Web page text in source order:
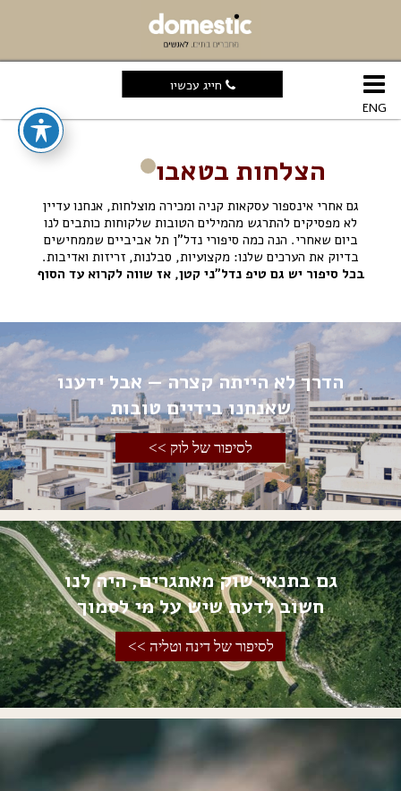
ENG
הצלחות בטאבו
גם אחרי אינספור עסקאות קניה ומכירה מוצלחות, אנחנו עדיין
לא מפסיקים להתרגש מהמילים הטובות שלקוחות כותבים לנו
ביום שאחרי. הנה כמה סיפורי נדל”ן תל אביביים שממחישים
בדיוק את הערכים שלנו: מקצועיות, סבלנות, זריזות ואדיבות.
בכל סיפור יש גם טיפ נדל”ני קטן, אז שווה לקרוא עד הסוף
הדרך לא הייתה קצרה — אבל ידענו
שאנחנו בידיים טובות
לסיפור של לוק >>
גם בתנאי שוק מאתגרים, היה לנו
חשוב לדעת שיש על מי לסמוך
לסיפור של דינה וטליה >>